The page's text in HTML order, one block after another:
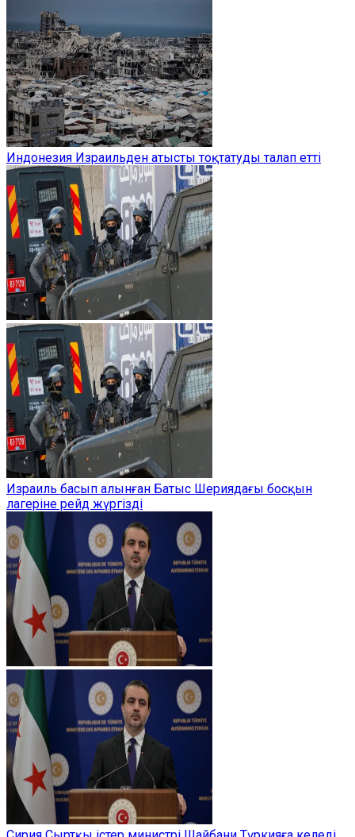
Индонезия Израильден атысты тоқтатуды талап етті
Израиль басып алынған Батыс Шериядағы босқын
лагеріне рейд жүргізді